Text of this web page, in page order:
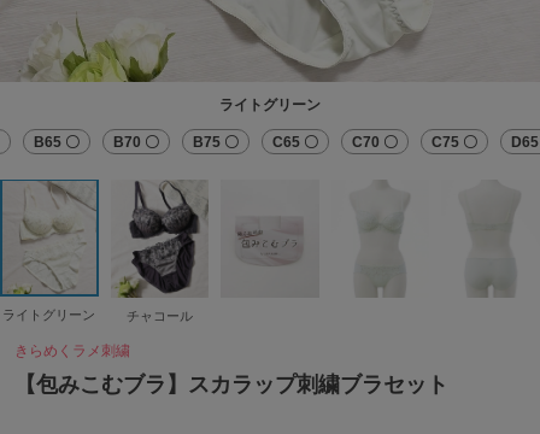
ライトグリーン
B65 〇 B70 〇 B75 〇 C65 〇 C70 〇 C75 〇
ライトグリーン チャコール
きらめくラメ刺繍
【包みこむブラ】スカラップ刺繍ブラセット